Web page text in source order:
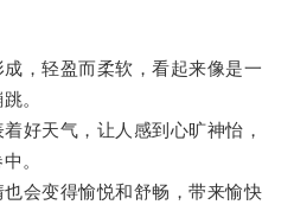
轻盈而柔软，看起来像是一
。
天气，让人感到心旷神怡，
。
会变得愉悦和舒畅，带来愉快